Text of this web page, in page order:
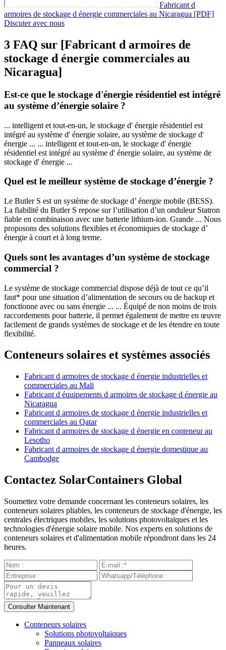
Fabricant d
armoires de stockage d énergie commerciales au Nicaragua [PDF]
Discuter avec nous
3 FAQ sur [Fabricant d armoires de
stockage d énergie commerciales au
Nicaragua]
Est-ce que le stockage d'énergie résidentiel est intégré
au système d’énergie solaire ?
... intelligent et tout-en-un, le stockage d' énergie résidentiel est
intégré au système d' énergie solaire, au système de stockage d'
énergie ... ... intelligent et tout-en-un, le stockage d' énergie
résidentiel est intégré au système d' énergie solaire, au système de
stockage d' énergie ...
Quel est le meilleur système de stockage d’énergie ?
Le Butler S est un système de stockage d’ énergie mobile (BESS).
La fiabilité du Butler S repose sur l’utilisation d’un onduleur Statron
fiable en combinaison avec une batterie lithium-ion. Grande ... Nous
proposons des solutions flexibles et économiques de stockage d’
énergie à court et à long terme.
Quels sont les avantages d’un système de stockage
commercial ?
Le système de stockage commercial dispose déjà de tout ce qu’il
faut* pour une situation d’alimentation de secours ou de backup et
fonctionne avec ou sans énergie ... ... Équipé de non moins de trois
raccordements pour batterie, il permet également de mettre en œuvre
facilement de grands systèmes de stockage et de les étendre en toute
flexibilité.
Conteneurs solaires et systèmes associés
Fabricant d armoires de stockage d énergie industrielles et
commerciales au Mali
Fabricant d équipements d armoires de stockage d énergie au
Nicaragua
Fabricant d armoires de stockage d énergie industrielles et
commerciales au Qatar
Fabricant d armoires de stockage d énergie en conteneur au
Lesotho
Fabricant d armoires de stockage d énergie domestique au
Cambodge
Contactez SolarContainers Global
Soumettez votre demande concernant les conteneurs solaires, les
conteneurs solaires pliables, les conteneurs de stockage d'énergie, les
centrales électriques mobiles, les solutions photovoltaïques et les
technologies d'énergie solaire mobile. Nos experts en solutions de
conteneurs solaires et d'alimentation mobile répondront dans les 24
heures.
Conteneurs solaires
Solutions photovoltaïques
Panneaux solaires